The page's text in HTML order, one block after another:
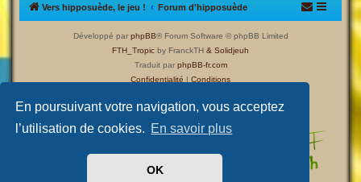
En poursuivant votre navigation, vous acceptez
l’utilisation de cookies. En savoir plus
OK
Vers hipposuède, le jeu ! Forum d'hipposuède
Développé par phpBB® Forum Software © phpBB Limited
FTH_Tropic by FranckTH & Solidjeuh
Traduit par phpBB-fr.com
Confidentialité | Conditions